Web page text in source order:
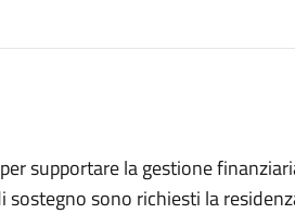
supportare la gestione
sono richiesti la